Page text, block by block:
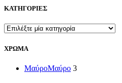
ΚΑΤΗΓΟΡΙΕΣ
ΧΡΩΜΑ
ΜαύροΜαύρο 3